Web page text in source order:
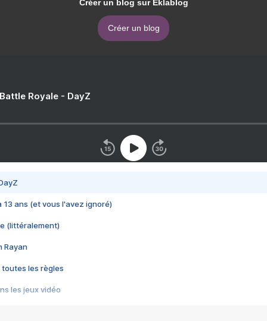
Créer un blog sur Eklablog
Créer un blog
Royale - DayZ
13 ans (et vous l'avez ignoré)
(littéralement)
Rayan
toutes les règles
les jeux vidéo